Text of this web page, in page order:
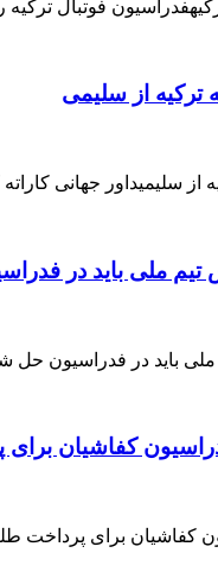
از سلیمی
سلیمیداور جهانی
ملی باید در
باید در فدراسیون حل
کفاشیان
کفاشیان برای پرداخت